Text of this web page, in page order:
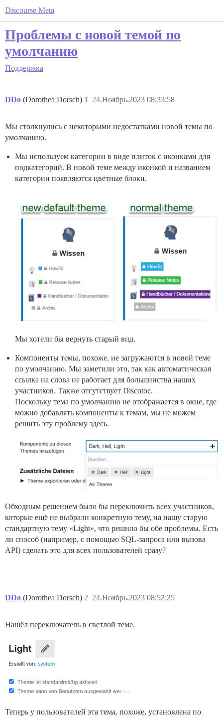
Discourse Meta
Проблемы с новой темой по
умолчанию
Поддержка
DDo (Dorothea Dorsch) 24.Ноябрь.2023 08:33:58
1
Мы столкнулись с некоторыми недостатками новой темы по
умолчанию.
Мы используем категории в виде плиток с иконками для
подкатегорий. В новой теме между иконкой и названием
категории появляются цветные блоки.
Мы хотели бы вернуть старый вид.
Компоненты темы, похоже, не загружаются в новой теме
по умолчанию. Мы заметили это, так как автоматическая
ссылка на слова не работает для большинства наших
участников. Также отсутствует Discotoc.
Поскольку тема по умолчанию не отображается в окне, где
можно добавлять компоненты к темам, мы не можем
решить эту проблему здесь.
Обходным решением было бы переключить всех участников,
которые ещё не выбрали конкретную тему, на нашу старую
стандартную тему «Light», что решило бы обе проблемы. Есть
ли способ (например, с помощью SQL-запроса или вызова
API) сделать это для всех пользователей сразу?
DDo (Dorothea Dorsch) 24.Ноябрь.2023 08:52:25
2
Нашёл переключатель в светлой теме.
Теперь у пользователей эта тема, похоже, установлена по